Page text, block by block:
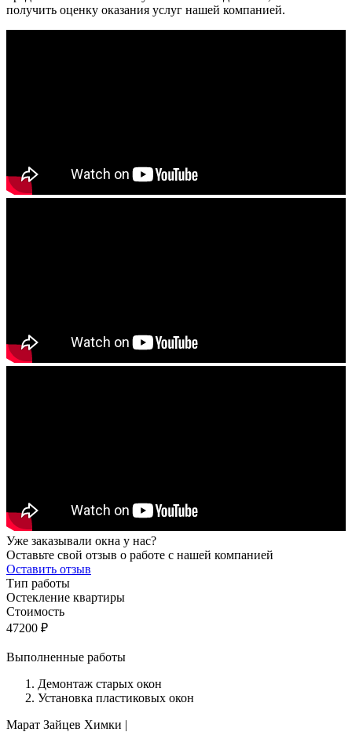
получить оценку оказания услуг нашей компанией.
Уже заказывали окна у нас?
Оставьте свой отзыв о работе с нашей компанией
Оставить отзыв
Тип работы
Остекление квартиры
Стоимость
47200 ₽
Выполненные работы
Демонтаж старых окон
Установка пластиковых окон
Марат Зайцев Химки |